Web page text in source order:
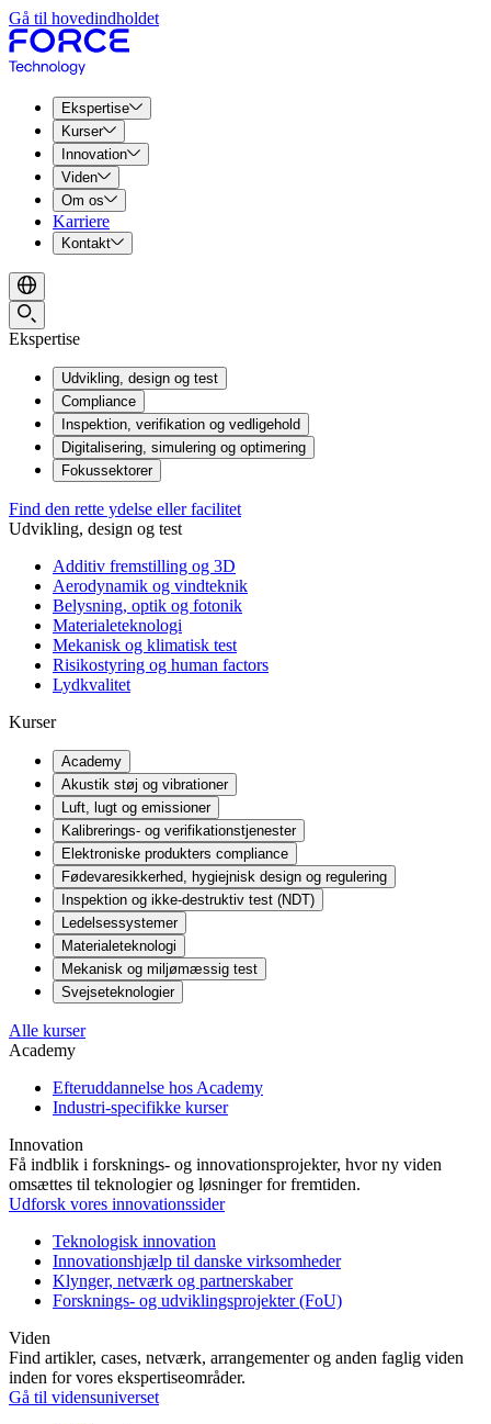
Gå til hovedindholdet
Ekspertise
Kurser
Innovation
Viden
Om os
Karriere
Kontakt
Ekspertise
Udvikling, design og test
Compliance
Inspektion, verifikation og vedligehold
Digitalisering, simulering og optimering
Fokussektorer
Find den rette ydelse eller facilitet
Udvikling, design og test
Additiv fremstilling og 3D
Aerodynamik og vindteknik
Belysning, optik og fotonik
Materialeteknologi
Mekanisk og klimatisk test
Risikostyring og human factors
Lydkvalitet
Kurser
Academy
Akustik støj og vibrationer
Luft, lugt og emissioner
Kalibrerings- og verifikationstjenester
Elektroniske produkters compliance
Fødevaresikkerhed, hygiejnisk design og regulering
Inspektion og ikke-destruktiv test (NDT)
Ledelsessystemer
Materialeteknologi
Mekanisk og miljømæssig test
Svejseteknologier
Alle kurser
Academy
Efteruddannelse hos Academy
Industri-specifikke kurser
Innovation
Få indblik i forsknings- og innovationsprojekter, hvor ny viden
omsættes til teknologier og løsninger for fremtiden.
Udforsk vores innovationssider
Teknologisk innovation
Innovationshjælp til danske virksomheder
Klynger, netværk og partnerskaber
Forsknings- og udviklingsprojekter (FoU)
Viden
Find artikler, cases, netværk, arrangementer og anden faglig viden
inden for vores ekspertiseområder.
Gå til vidensuniverset